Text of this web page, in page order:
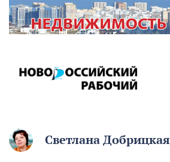
Светлана Добрицкая